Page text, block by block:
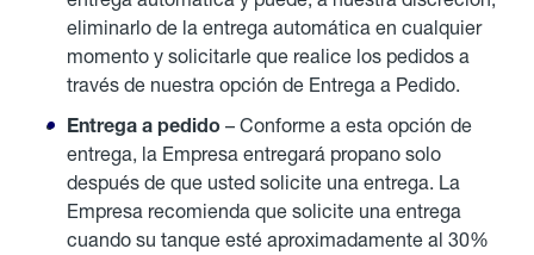
eliminarlo de la entrega automática en cualquier
momento y solicitarle que realice los pedidos a
través de nuestra opción de Entrega a Pedido.
Entrega a pedido – Conforme a esta opción de
entrega, la Empresa entregará propano solo
después de que usted solicite una entrega. La
Empresa recomienda que solicite una entrega
cuando su tanque esté aproximadamente al 30%